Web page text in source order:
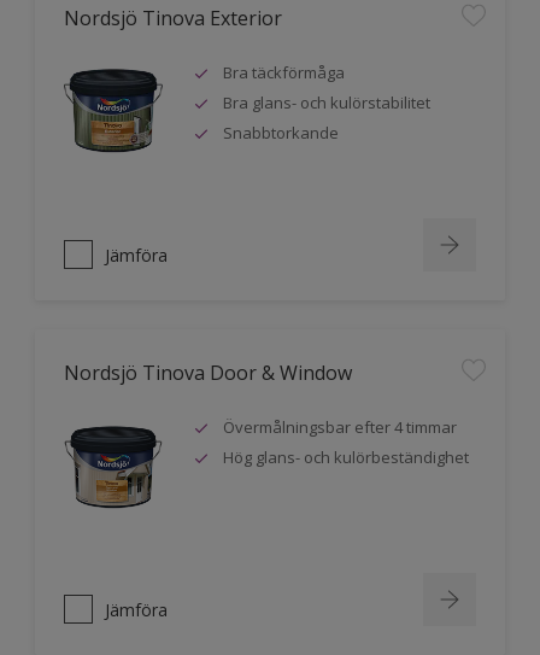
Nordsjö Tinova Exterior
Bra täckförmåga
Bra glans- och kulörstabilitet
Snabbtorkande
Jämföra
Nordsjö Tinova Door & Window
Övermålningsbar efter 4 timmar
Hög glans- och kulörbeständighet
Jämföra